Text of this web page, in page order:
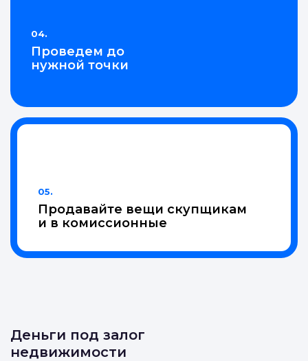
04.
Проведем до
нужной точки
05.
Продавайте вещи скупщикам
и в комиссионные
Деньги под залог
недвижимости